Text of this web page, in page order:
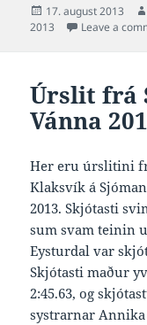
Posted
on
17. august 2013
2013
Leave a
Úrslit frá
Vánna
Her eru úrslitini
Klaksvík á
2013. Skjótasti
sum svam teinin
Eysturdal var
Skjótasti maður
2:45.63, og
systrarnar Annika